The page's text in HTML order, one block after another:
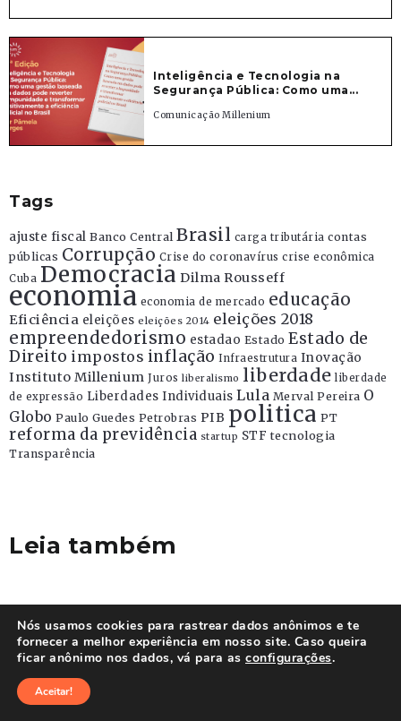
Inteligência e Tecnologia na
Segurança Pública: Como uma...
Comunicação Millenium
Tags
ajuste fiscal Banco Central Brasil carga tributária contas
públicas Corrupção Crise do coronavírus crise econômica
Cuba Democracia Dilma Rousseff
economia economia de mercado educação
Eficiência eleições eleições 2014 eleições 2018
empreendedorismo estadao Estado Estado de
Direito impostos inflação Infraestrutura Inovação
Instituto Millenium Juros liberalismo liberdade liberdade
de expressão Liberdades Individuais Lula Merval Pereira O
Globo Paulo Guedes Petrobras PIB politica PT
reforma da previdência startup STF tecnologia
Transparência
Leia também
Nós usamos cookies para rastrear dados anônimos e te
fornecer a melhor experiência em nosso site. Caso queira
ficar anônimo nos dados, vá para as configurações.
Aceitar!